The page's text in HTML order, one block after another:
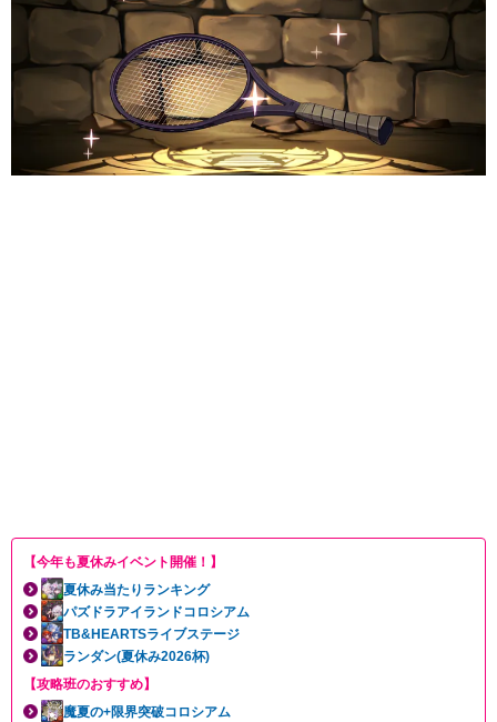
【今年も夏休みイベント開催！】
夏休み当たりランキング
パズドラアイランドコロシアム
TB&HEARTSライブステージ
ランダン(夏休み2026杯)
【攻略班のおすすめ】
魔夏の+限界突破コロシアム